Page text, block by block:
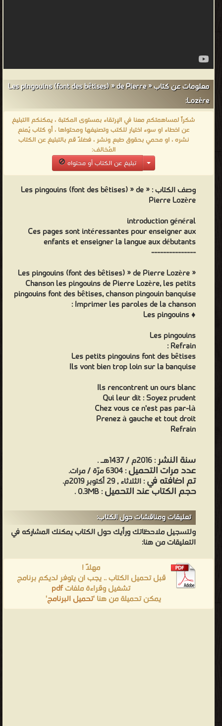
معلومات عن كتاب « Les pingouins (font des bêtises) » de Pierre
Lozère:
شكراً لمساهمتكم معنا في الإرتقاء بمستوى المكتبة ، يمكنكم االتبليغ
عن اخطاء او سوء اختيار للكتب وتصنيفها ومحتواها ، أو كتاب يُمنع
نشره ، او محمي بحقوق طبع ونشر ، فضلاً قم بالتبليغ عن الكتاب
المُخالف:
تبليغ عن الكتاب أو محتواه
وصف الكتاب : « Les pingouins (font des bêtises) » de
Pierre Lozère
introduction général
Ces pages sont intéressantes pour enseigner aux
enfants et enseigner la langue aux débutants
---------------
« Les pingouins (font des bêtises) » de Pierre Lozère
Chanson les pingouins de Pierre Lozère, les petits
pingouins font des bêtises, chanson pingouin banquise
Imprimer les paroles de la chanson :
♦ Les pingouins
Les pingouins
Refrain :
Les petits pingouins font des bêtises
Ils vont bien trop loin sur la banquise
Ils rencontrent un ours blanc
Qui leur dit : Soyez prudent
Chez vous ce n’est pas par-là
Prenez à gauche et tout droit
Refrain
سنة النشر: 2016م / 1437هـ .
عدد مرات التحميل: 6304 مرّة / مرات.
تم اضافته في: الثلاثاء , 29 أكتوبر 2019م.
حجم الكتاب عند التحميل: 0.3MB .
تعليقات ومناقشات حول الكتاب:
ولتسجيل ملاحظاتك ورأيك حول الكتاب يمكنك المشاركه في
التعليقات من هنا:
مهلاً !
قبل تحميل الكتاب .. يجب ان يتوفر لديكم برنامج
تشغيل وقراءة ملفاتpdf
يمكن تحميلة من هنا 'تحميل البرنامج'